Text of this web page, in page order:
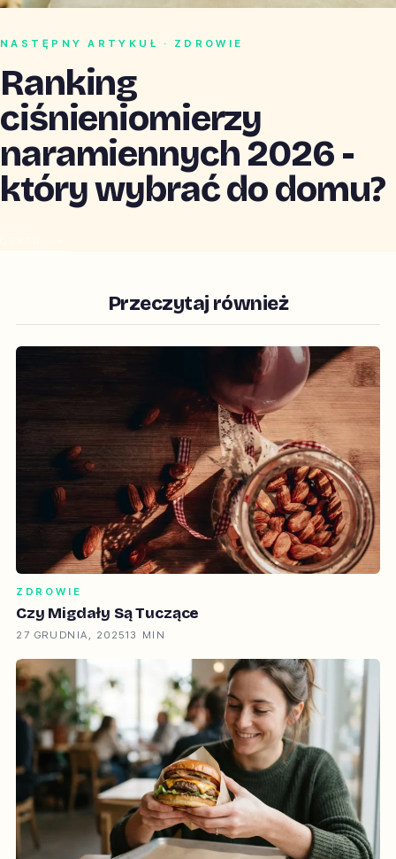
NASTĘPNY ARTYKUŁ · ZDROWIE
Ranking
ciśnieniomierzy
naramiennych 2026 -
który wybrać do domu?
Przeczytaj również
ZDROWIE
Czy Migdały Są Tuczące
27 GRUDNIA, 202513 MIN